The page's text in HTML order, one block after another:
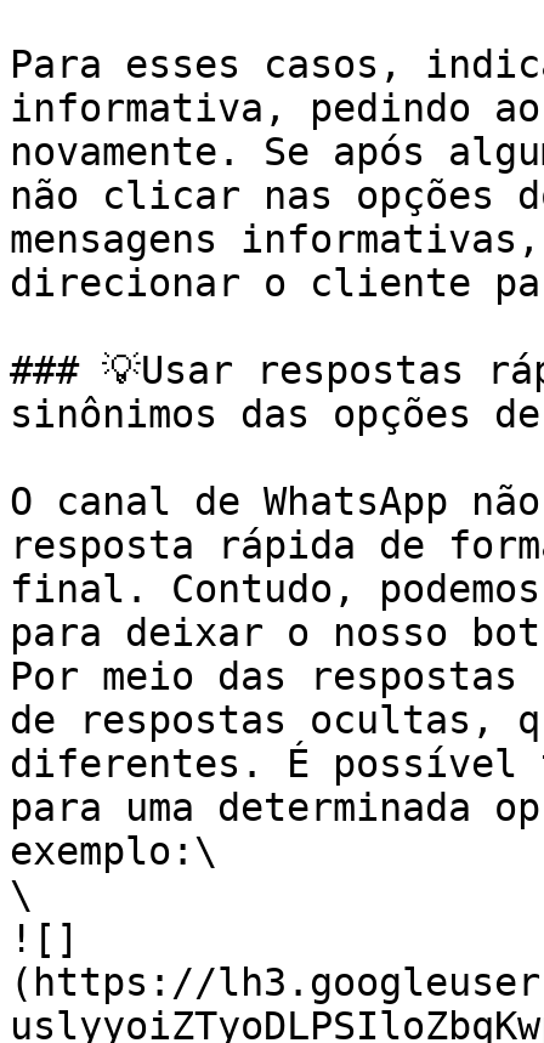
Para esses casos,
informativa, pedindo
novamente. Se após
não clicar nas opções do
mensagens
direcionar o cliente
### 💡Usar respostas
sinônimos das opções
O canal de WhatsApp
resposta rápida de
final. Contudo,
para deixar o nosso
Por meio das respostas
de respostas ocultas,
diferentes. É possível
para uma determinada
exemplo:\
\
![]
(https://